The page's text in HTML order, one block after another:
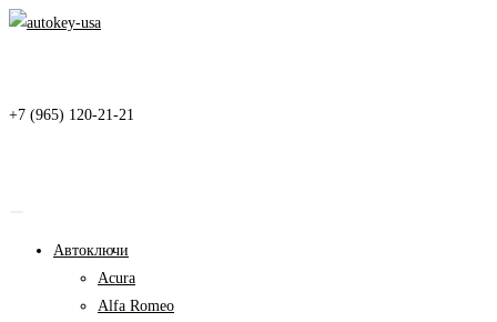
Перейти
+7 (965) 120-21-21
Автоключи
Acura
Alfa Romeo